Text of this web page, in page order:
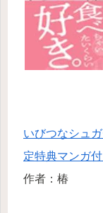
いびつなシュ
定特典マンガ
作者：椿